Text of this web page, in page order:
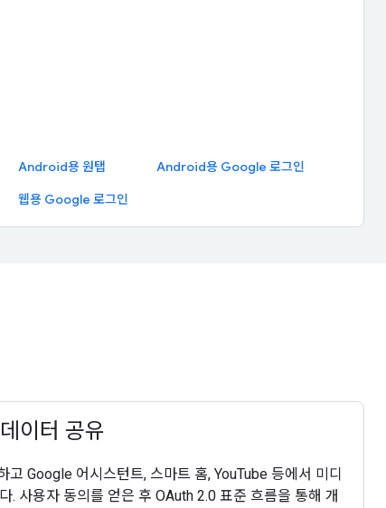
Android용 원탭
Android용 Google 로그인
웹용 Google 로그인
이터 공유
Google 어시스턴트, 스마트 홈, YouTube 등에서 미디
. 사용자 동의를 얻은 후 OAuth 2.0 표준 흐름을 통해 개